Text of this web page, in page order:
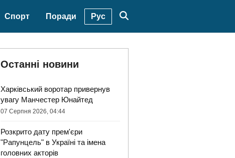
Спорт Поради Рус
Останні новини
Харківський воротар привернув
увагу Манчестер Юнайтед
07 Серпня 2026, 04:44
Розкрито дату прем'єри
"Рапунцель" в Україні та імена
головних акторів